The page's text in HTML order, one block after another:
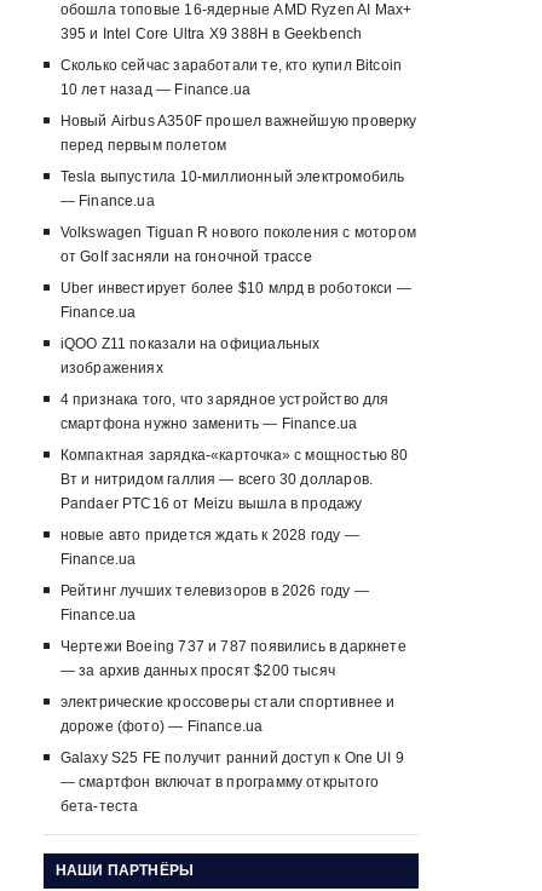
обошла топовые 16-ядерные AMD Ryzen AI Max+
395 и Intel Core Ultra X9 388H в Geekbench
Сколько сейчас заработали те, кто купил Bitcoin
10 лет назад — Finance.ua
Новый Airbus A350F прошел важнейшую проверку
перед первым полетом
Tesla выпустила 10-миллионный электромобиль
— Finance.ua
Volkswagen Tiguan R нового поколения с мотором
от Golf засняли на гоночной трассе
Uber инвестирует более $10 млрд в роботокси —
Finance.ua
iQOO Z11 показали на официальных
изображениях
4 признака того, что зарядное устройство для
смартфона нужно заменить — Finance.ua
Компактная зарядка-«карточка» с мощностью 80
Вт и нитридом галлия — всего 30 долларов.
Pandaer PTC16 от Meizu вышла в продажу
новые авто придется ждать к 2028 году —
Finance.ua
Рейтинг лучших телевизоров в 2026 году —
Finance.ua
Чертежи Boeing 737 и 787 появились в даркнете
— за архив данных просят $200 тысяч
электрические кроссоверы стали спортивнее и
дороже (фото) — Finance.ua
Galaxy S25 FE получит ранний доступ к One UI 9
— смартфон включат в программу открытого
бета-теста
НАШИ ПАРТНЁРЫ